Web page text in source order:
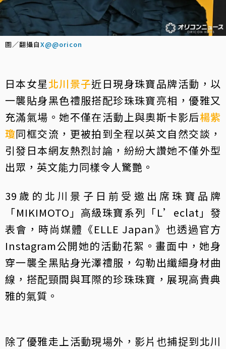
圖／翻攝自X@@oricon
日本女星北川景子近日現身珠寶品牌活動，以
一襲貼身黑色禮服搭配珍珠珠寶亮相，優雅又
充滿氣場。她不僅在活動上與奧斯卡影后楊紫
瓊同框交流，更被拍到全程以英文自然交談，
引發日本網友熱烈討論，紛紛大讚她不僅外型
出眾，英文能力同樣令人驚艷。
39歲的北川景子日前受邀出席珠寶品牌
「MIKIMOTO」高級珠寶系列「L’eclat」發
表會，時尚媒體《ELLE Japan》也透過官方
Instagram公開她的活動花絮。畫面中，她身
穿一襲全黑貼身光澤禮服，勾勒出纖細身材曲
線，搭配頸間與耳際的珍珠珠寶，展現高貴典
雅的氣質。
除了優雅走上活動現場外，影片也捕捉到北川